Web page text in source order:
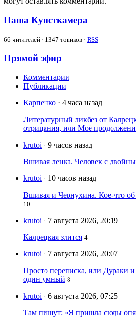
Наша Кунсткамера
66 читателей · 1347 топиков · RSS
Прямой эфир
Комментарии
Публикации
Карпенко · 4 часа назад
Литературный ликбез от
отрицания, или Моё
krutoi · 9 часов назад
Вшивая ленка. Человек с
krutoi · 10 часов назад
Вшивая и Чернухина. Кое-что
10
krutoi · 7 августа 2026, 20:19
Калрецкая злится 4
krutoi · 7 августа 2026, 20:07
Просто переписка, или Дураки
один умный 8
krutoi · 6 августа 2026, 07:25
Там пишут: «Я пришла сюды